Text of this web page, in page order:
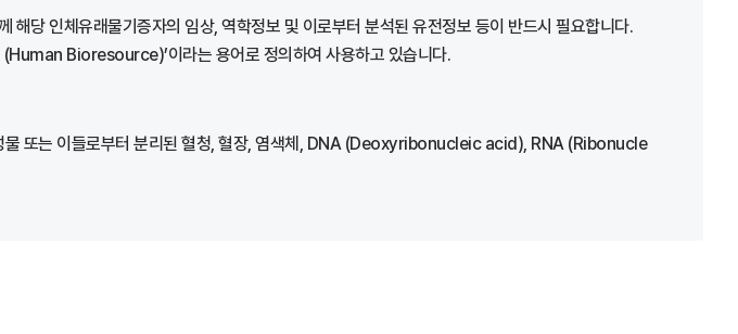
당 인체유래물기증자의 임상, 역학정보 및 이로부터 분석된 유전정보 등이 반드시 필요합니다.
(Human Bioresource)’이라는 용어로 정의하여 사용하고 있습니다.
물 또는 이들로부터 분리된 혈청, 혈장, 염색체, DNA (Deoxyribonucleic acid), RNA (Ribonucle